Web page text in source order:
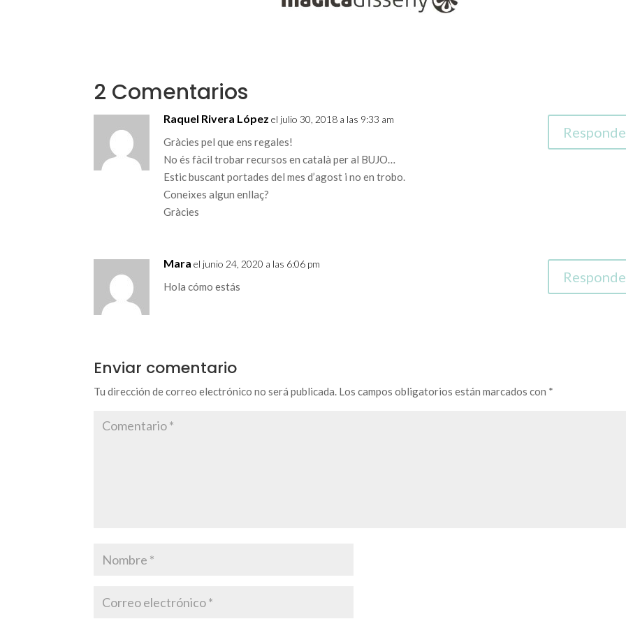
2 Comentarios
Raquel Rivera López el julio 30, 2018 a las 9:33 am
Gràcies pel que ens regales!
No és fàcil trobar recursos en català per al BUJO…
Estic buscant portades del mes d’agost i no en trobo.
Coneixes algun enllaç?
Gràcies
Mara el junio 24, 2020 a las 6:06 pm
Hola cómo estás
Enviar comentario
Tu dirección de correo electrónico no será publicada. Los campos obligatorios están marcados con *